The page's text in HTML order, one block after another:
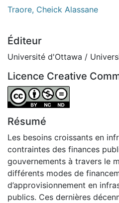
Traore, Cheick Alassane
Éditeur
Université d'Ottawa /
Licence Creative
Attribution-
Résumé
Les besoins croissants en
contraintes des finances
gouvernements à travers le
différents modes de
d’approvisionnement en
publics. Ces dernières